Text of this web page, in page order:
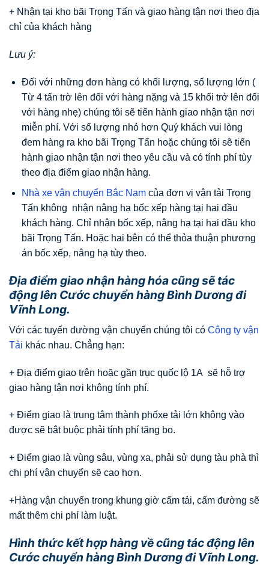
+ Nhận tại kho bãi Trọng Tấn và giao hàng tận nơi theo địa
chỉ của khách hàng
Lưu ý:
Đối với những đơn hàng có khối lượng, số lượng lớn (
Từ 4 tấn trờ lên đối với hàng nặng và 15 khối trở lên đối
với hàng nhẹ) chúng tôi sẽ tiến hành giao nhận tận nơi
miễn phí. Với số lượng nhỏ hơn Quý khách vui lòng
đem hàng ra kho bãi Trọng Tấn hoặc chúng tôi sẽ tiến
hành giao nhận tận nơi theo yêu cầu và có tính phí tùy
theo địa điểm giao nhận hàng.
Nhà xe vận chuyển Bắc Nam của đơn vị vận tải Trọng
Tấn không nhận nâng hạ bốc xếp hàng tại hai đầu
khách hàng. Chỉ nhận bốc xếp, nâng hạ tại hai đầu kho
bãi Trọng Tấn. Hoặc hai bên có thể thỏa thuận phương
án bốc xếp, nâng hạ tùy theo.
Địa điểm giao nhận hàng hóa cũng sẽ tác
động lên Cước chuyển hàng Bình Dương đi
Vĩnh Long.
Với các tuyến đường vận chuyển chúng tôi có Công ty vận
Tải khác nhau. Chẳng hạn:
+ Địa điểm giao trên hoặc gần trục quốc lộ 1A sẽ hỗ trợ
giao hàng tận nơi không tính phí.
+ Điểm giao là trung tâm thành phốxe tải lớn không vào
được sẽ bắt buộc phải tính phí tăng bo.
+ Điểm giao là vùng sâu, vùng xa, phải sử dụng tàu phà thì
chi phí vận chuyển sẽ cao hơn.
+Hàng vận chuyển trong khung giờ cấm tải, cấm đường sẽ
mất thêm chi phí làm luật.
Hình thức kết hợp hàng về cũng tác động lên
Cước chuyển hàng Bình Dương đi Vĩnh Long.